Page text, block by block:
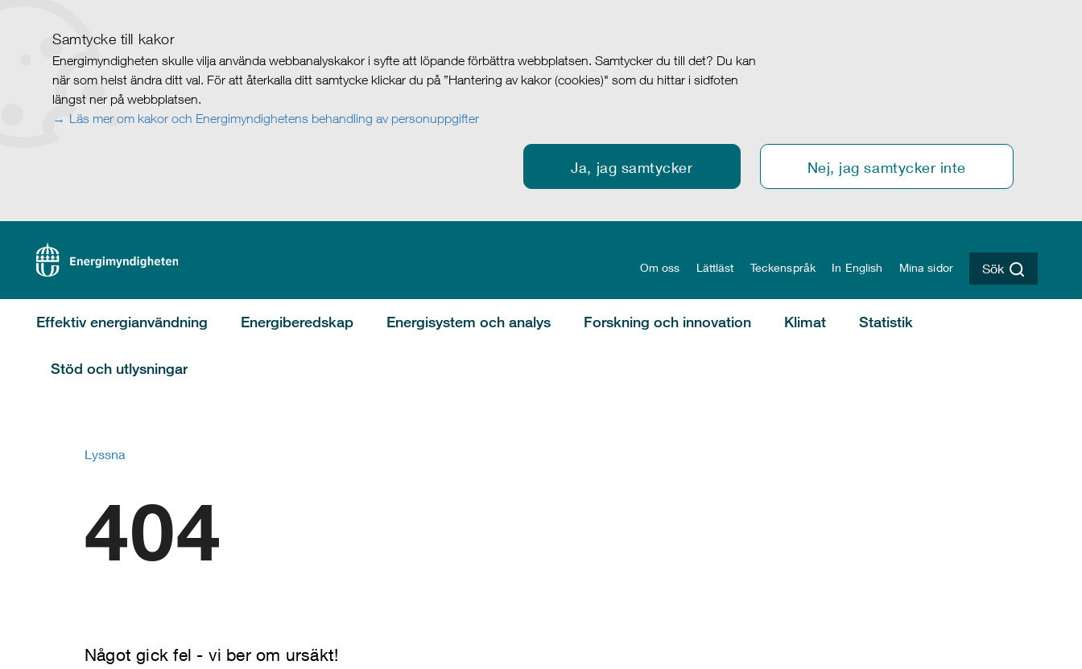
Samtycke till kakor
Energimyndigheten skulle vilja använda webbanalyskakor i syfte att löpande förbättra webbplatsen. Samtycker du till det? Du kan
när som helst ändra ditt val. För att återkalla ditt samtycke klickar du på ”Hantering av kakor (cookies)" som du hittar i sidfoten
längst ner på webbplatsen.
Läs mer om kakor och Energimyndighetens behandling av personuppgifter
Ja, jag samtycker Nej, jag samtycker inte
Om oss Lättläst Teckenspråk In English Mina sidor Sök
Effektiv energianvändning Energiberedskap Energisystem och analys Forskning och innovation Klimat Statistik
Stöd och utlysningar
Lyssna
404
Något gick fel - vi ber om ursäkt!